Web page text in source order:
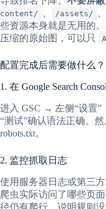
content/
/assets/
些资源本身就是无用的
压缩的原始图，可以只
配置完成后需要做什么？
1. 在 Google Search
进入 GSC → 左侧“设置”
“测试”确认语法正确。
robots.txt。
2. 监控抓取日志
使用服务器日志或第三方
爬虫实际访问了哪些页
径仍有爬行，说明规则没